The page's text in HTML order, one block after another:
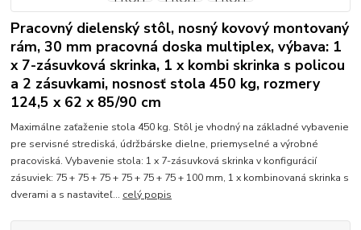
Pracovný dielenský stôl, nosný kovový montovaný
rám, 30 mm pracovná doska multiplex, výbava: 1
x 7-zásuvková skrinka, 1 x kombi skrinka s policou
a 2 zásuvkami, nosnosť stola 450 kg, rozmery
124,5 x 62 x 85/90 cm
Maximálne zaťaženie stola 450 kg. Stôl je vhodný na základné vybavenie
pre servisné strediská, údržbárske dielne, priemyselné a výrobné
pracoviská. Vybavenie stola: 1 x 7-zásuvková skrinka v konfigurácií
zásuviek: 75 + 75 + 75 + 75 + 75 + 75 + 100 mm, 1 x kombinovaná skrinka s
dverami a s nastaviteľ... celý popis